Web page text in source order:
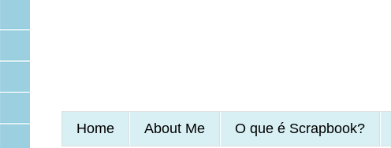
Home About Me O que é Scrapbook?